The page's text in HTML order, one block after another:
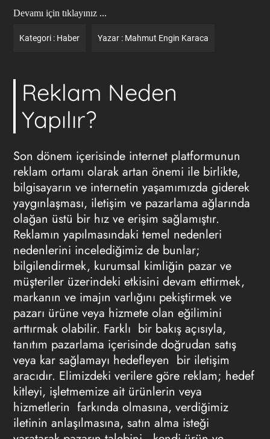
Devamı için tıklayınız ...
Kategori : Haber Yazar : Mahmut Engin Karaca
Reklam Neden
Yapılır?
Son dönem içerisinde internet platformunun
reklam ortamı olarak artan önemi ile birlikte,
bilgisayarın ve internetin yaşamımızda giderek
yaygınlaşması, iletişim ve pazarlama ağlarında
olağan üstü bir hız ve erişim sağlamıştır.
Reklamın yapılmasındaki temel nedenleri
nedenlerini incelediğimiz de bunlar;
bilgilendirmek, kurumsal kimliğin pazar ve
müşteriler üzerindeki etkisini devam ettirmek,
markanın ve imajın varlığını pekiştirmek ve
pazarı ürüne veya hizmete olan eğilimini
arttırmak olabilir. Farklı bir bakış açısıyla,
tanıtım pazarlama içerisinde doğrudan satış
veya kar sağlamayı hedefleyen bir iletişim
aracıdır. Elimizdeki verilere görereklam; hedef
kitleyi, işletmemize ait ürünlerin veya
hizmetlerin farkında olmasına, verdiğimiz
iletinin anlaşılmasına, satın alma isteği